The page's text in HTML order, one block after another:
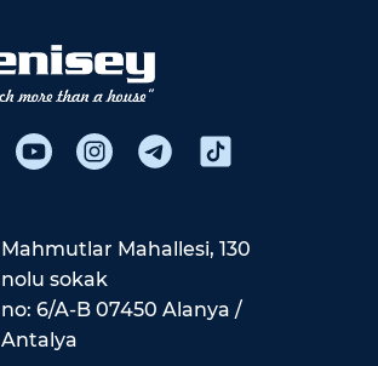
Mahmutlar Mahallesi, 130
nolu sokak
no: 6/A-B 07450 Alanya /
Antalya